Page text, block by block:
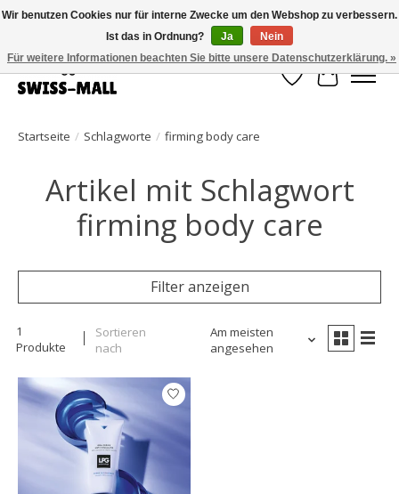
Kostenloser Versand ab CHF 250 – pünktlich und zuverlässig geliefert
Wunschzettel
Ihr
Startseite / Schlagworte / firming body care
Artikel mit Schlagwort
firming body care
Filter anzeigen
1
Produkte
Sortieren
nach
Am meisten
angesehen
Wir benutzen Cookies nur für interne Zwecke um den Webshop zu verbessern.
Ist das in Ordnung?
Ja
Nein
Für weitere Informationen beachten Sie bitte unsere Datenschutzerklärung. »